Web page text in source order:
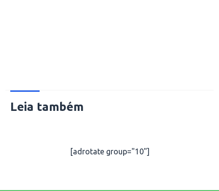
Leia também
[adrotate group="10"]